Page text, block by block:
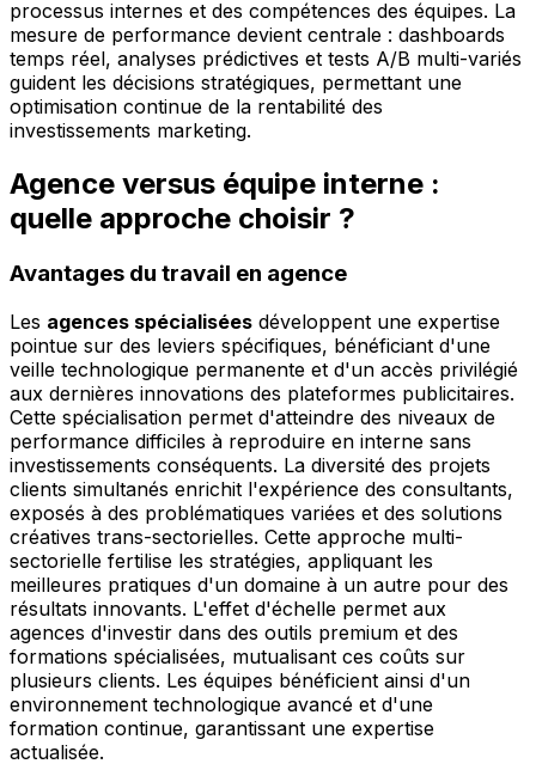
processus internes et des compétences des équipes. La
mesure de performance devient centrale : dashboards
temps réel, analyses prédictives et tests A/B multi-variés
guident les décisions stratégiques, permettant une
optimisation continue de la rentabilité des
investissements marketing.
Agence versus équipe interne :
quelle approche choisir ?
Avantages du travail en agence
Les agences spécialisées développent une expertise
pointue sur des leviers spécifiques, bénéficiant d'une
veille technologique permanente et d'un accès privilégié
aux dernières innovations des plateformes publicitaires.
Cette spécialisation permet d'atteindre des niveaux de
performance difficiles à reproduire en interne sans
investissements conséquents. La diversité des projets
clients simultanés enrichit l'expérience des consultants,
exposés à des problématiques variées et des solutions
créatives trans-sectorielles. Cette approche multi-
sectorielle fertilise les stratégies, appliquant les
meilleures pratiques d'un domaine à un autre pour des
résultats innovants. L'effet d'échelle permet aux
agences d'investir dans des outils premium et des
formations spécialisées, mutualisant ces coûts sur
plusieurs clients. Les équipes bénéficient ainsi d'un
environnement technologique avancé et d'une
formation continue, garantissant une expertise
actualisée.